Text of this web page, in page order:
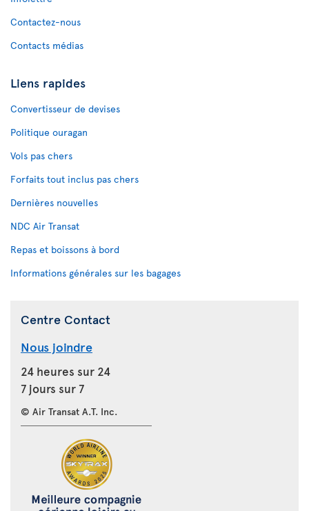
Contactez-nous
Contacts médias
Liens rapides
Convertisseur de devises
Politique ouragan
Vols pas chers
Forfaits tout inclus pas chers
Dernières nouvelles
NDC Air Transat
Repas et boissons à bord
Informations générales sur les bagages
Centre Contact
Nous joindre
24 heures sur 24
7 jours sur 7
© Air Transat A.T. Inc.